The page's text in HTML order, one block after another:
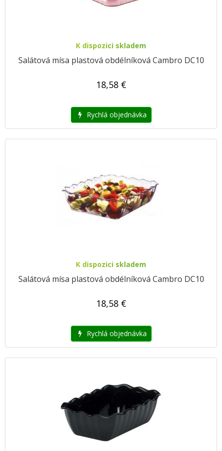
K dispozici skladem
Salátová mísa plastová obdélníková Cambro DC10
18,58 €
Rychlá objednávka
K dispozici skladem
Salátová mísa plastová obdélníková Cambro DC10
18,58 €
Rychlá objednávka